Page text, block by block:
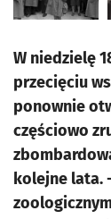
W niedzielę
przecięciu
ponownie
częściowo
kolejne lata.